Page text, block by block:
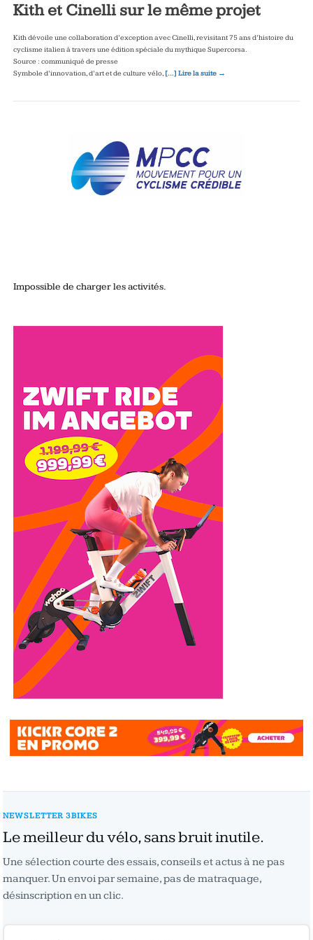
Kith et Cinelli sur le même projet
Kith dévoile une collaboration d’exception avec Cinelli, revisitant 75 ans d’histoire du
cyclisme italien à travers une édition spéciale du mythique Supercorsa.
Source : communiqué de presse
Symbole d’innovation, d’art et de culture vélo, […] Lire la suite →
Impossible de charger les activités.
NEWSLETTER 3BIKES
Le meilleur du vélo, sans bruit inutile.
Une sélection courte des essais, conseils et actus à ne pas
manquer. Un envoi par semaine, pas de matraquage,
désinscription en un clic.